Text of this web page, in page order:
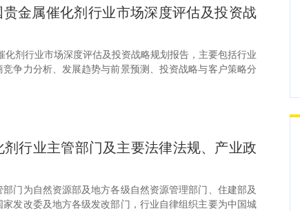
金属催化剂行业市场深度评估及投资战
剂行业市场深度评估及投资战略规划报告，主要包括行业
争力分析、发展趋势与前景预测、投资战略与客户策略分
行业主管部门及主要法律法规、产业政
门为自然资源部及地方各级自然资源管理部门、住建部及
发改委及地方各级发改部门，行业自律组织主要为中国城